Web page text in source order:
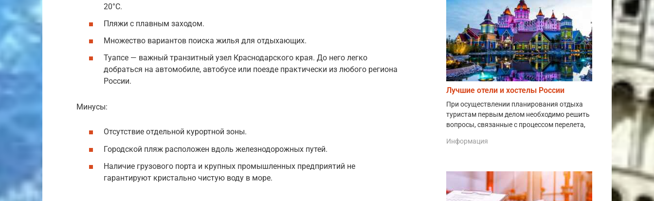
20°C.
Пляжи с плавным заходом.
Множество вариантов поиска жилья для отдыхающих.
Туапсе — важный транзитный узел Краснодарского края. До него легко
добраться на автомобиле, автобусе или поезде практически из любого региона
России.
Минусы:
Отсутствие отдельной курортной зоны.
Городской пляж расположен вдоль железнодорожных путей.
Наличие грузового порта и крупных промышленных предприятий не
гарантируют кристально чистую воду в море.
Лучшие отели и хостелы России
При осуществлении планирования отдыха
туристам первым делом необходимо решить
вопросы, связанные с процессом перелета,
Информация